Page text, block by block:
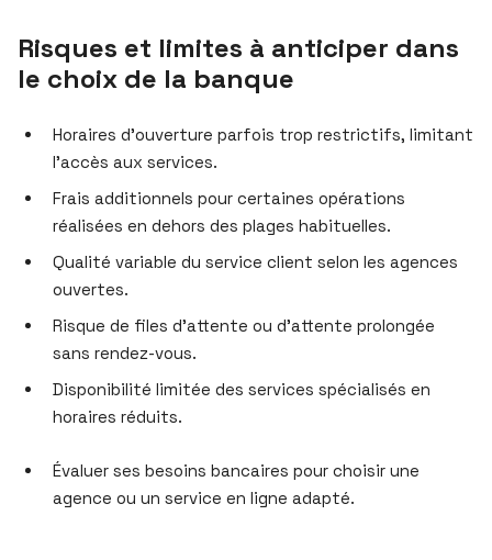
Risques et limites à anticiper dans
le choix de la banque
Horaires d’ouverture parfois trop restrictifs, limitant
l’accès aux services.
Frais additionnels pour certaines opérations
réalisées en dehors des plages habituelles.
Qualité variable du service client selon les agences
ouvertes.
Risque de files d’attente ou d’attente prolongée
sans rendez-vous.
Disponibilité limitée des services spécialisés en
horaires réduits.
Évaluer ses besoins bancaires pour choisir une
agence ou un service en ligne adapté.